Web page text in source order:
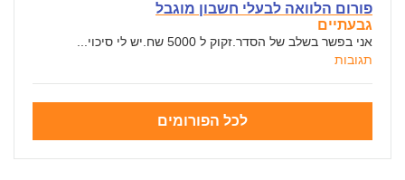
פורום הלוואה לבעלי חשבון מוגבל
גבעתיים
אני בפשר בשלב של הסדר.זקוק ל 5000 שח.יש לי סיכוי...
תגובות
לכל הפורומים